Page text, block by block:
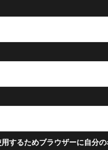
するためブラウザーに自分